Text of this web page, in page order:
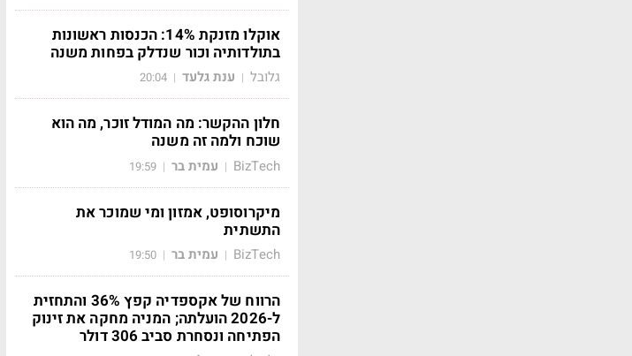
אוקלו מזנקת 14%: הכנסות ראשונות
בתולדותיה וכור שנדלק בפחות משנה
גלובל | ענת גלעד |
20:04
חלון ההקשר: מה המודל זוכר, מה הוא
שוכח ולמה זה משנה
BizTech
| עמית בר |
19:59
מיקרוסופט, אמזון ומי שמוכר את
התשתית
BizTech
| עמית בר |
19:50
הרווח של אקספדיה קפץ 36% והתחזית
ל-2026 הועלתה; המניה מחקה את זינוק
הפתיחה ונסחרת סביב 306 דולר